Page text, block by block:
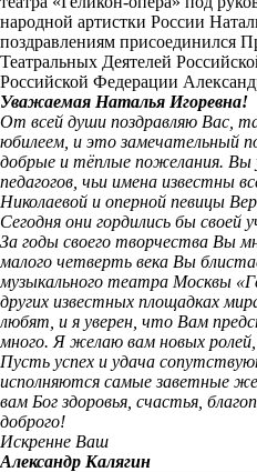
народной артистки России
поздравлениям присоединился
Театральных Деятелей
Российской Федерации
Уважаемая Наталья Игоревна!
От всей души поздравляю Вас,
юбилеем, и это замечательный
добрые и тёплые пожелания. Вы
педагогов, чьи имена известны
Николаевой и оперной певицы
Сегодня они гордились бы своей
За годы своего творчества Вы
малого четверть века Вы
музыкального театра Москвы
других известных площадках
любят, и я уверен, что Вам
много. Я желаю вам новых
Пусть успех и удача
исполняются самые заветные
вам Бог здоровья, счастья,
доброго!
Искренне Ваш
Александр Калягин